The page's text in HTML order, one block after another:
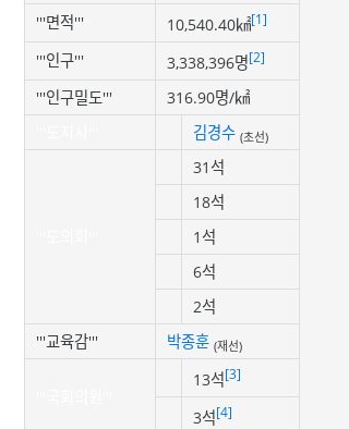
'''면적''' 10,540.40㎢[1]
'''인구''' 3,338,396명[2]
'''인구밀도'''
316.90명/㎢
김경수 (초선)
31석
18석
1석
6석
2석
'''교육감'''
박종훈 (재선)
13석[3]
3석[4]